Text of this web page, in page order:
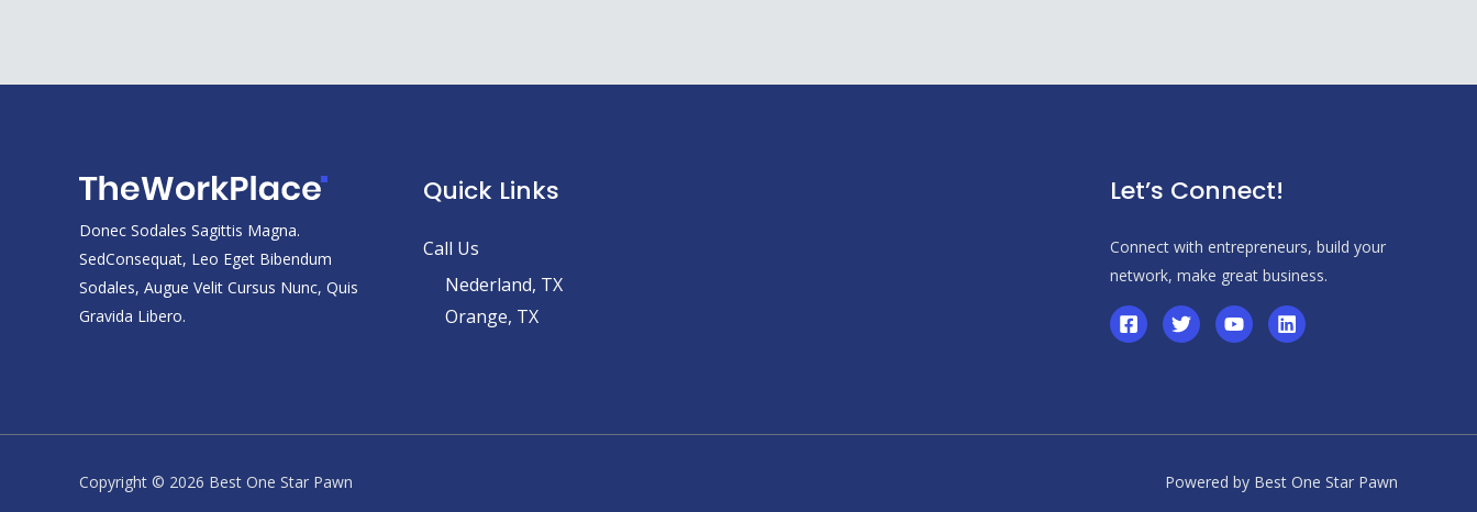
Donec Sodales Sagittis Magna.
SedConsequat, Leo Eget Bibendum
Sodales, Augue Velit Cursus Nunc, Quis
Gravida Libero.
Quick Links
Call Us
Nederland, TX
Orange, TX
Let’s Connect!
Connect with entrepreneurs, build your
network, make great business.
Copyright © 2026 Best One Star Pawn Powered by Best One Star Pawn